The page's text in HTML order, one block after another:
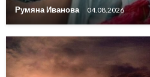
Румяна Иванова 04.08.2026